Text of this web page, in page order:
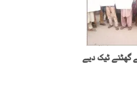
گھٹنے ٹیک دیے